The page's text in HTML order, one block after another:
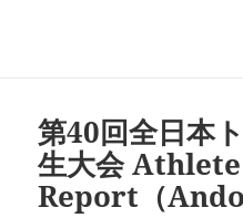
第40回全日本
生大会 Athlete
Report（Ando